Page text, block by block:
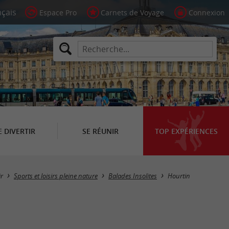
Espace Pro Carnets de Voyage Connexion
DIVERTIR SE RÉUNIR TOP EXPÉRIENCES
Masquer la carte
Sports et loisirs pleine nature Balades Insolites Hourtin